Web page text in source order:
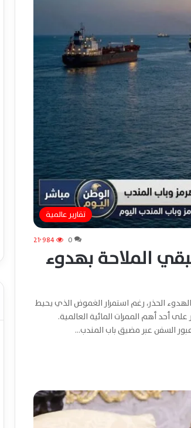
تقارير عالمية
0 21٬984
الملاحة بهدوء
الحذر، رغم استمرار الغموض الذي يحيط
أحد أهم الممرات المائية العالمية.
السفن عبر مضيق باب المندب…